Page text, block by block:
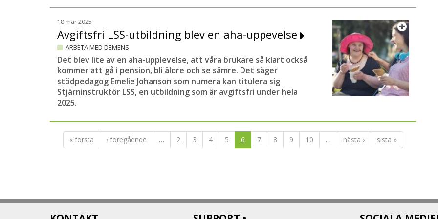
18 mar 2025
Avgiftsfri LSS-utbildning blev en aha-uppevelse
ARBETA MED DEMENS
Det blev lite av en aha-upplevelse, att våra brukare så klart också
kommer att gå i pension, bli äldre och se sämre. Det säger
stödpedagog Emelie Johanson som numera kan titulera sig
Stjärninstruktör LSS, en utbildning som är avgiftsfri under hela
2025.
« första ‹ föregående … 2 3 4 5 6 7 8 9 10 … nästa › sista »